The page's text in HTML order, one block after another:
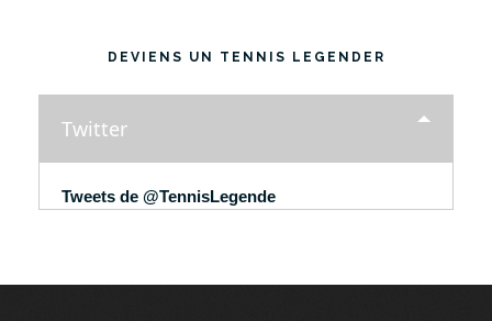
DEVIENS UN TENNIS LEGENDER
Twitter
Tweets de @TennisLegende